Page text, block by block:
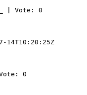
| Vote: 0
14T10:20:25Z
0